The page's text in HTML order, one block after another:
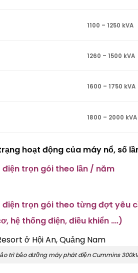
1100 – 1250 kVA
1260 – 1500 kVA
1600 – 1750 kVA
1800 – 2000 kVA
hoạt động của máy nổ, số
trọn gói theo lần / năm
trọn gói theo từng đợt yêu
hệ thống điện, điều khiển ….)
trì bảo dưỡng máy phát điện Cummins